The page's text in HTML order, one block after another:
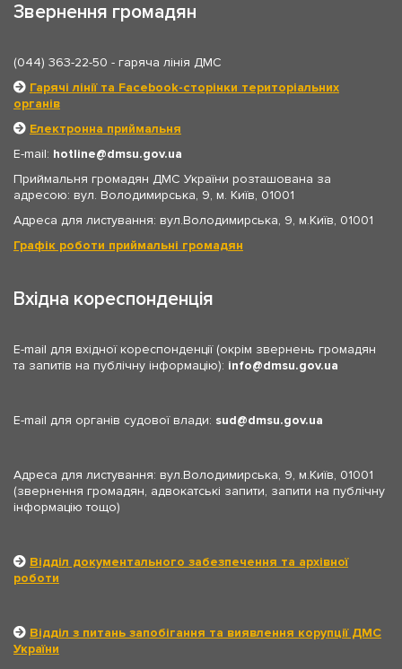
Звернення громадян
(044) 363-22-50 - гаряча лінія ДМС
Гарячі лінії та Facebook-сторінки територіальних
органів
Електронна приймальня
E-mail: hotline
dmsu.gov.ua
Приймальня громадян ДМС України розташована за
адресою: вул. Володимирська, 9, м. Київ, 01001
Адреса для листування: вул.Володимирська, 9, м.Київ, 01001
Графік роботи приймальні громадян
Вхідна кореспонденція
E-mail для вхідної кореспонденції (окрім звернень громадян
та запитів на публічну інформацію): info dmsu.gov.ua
E-mail для органів судової влади: sud dmsu.gov.ua
Адреса для листування: вул.Володимирська, 9, м.Київ, 01001
(звернення громадян, адвокатські запити, запити на публічну
інформацію тощо)
Відділ документального забезпечення та архівної
роботи
Відділ з питань запобігання та виявлення корупції ДМС
України